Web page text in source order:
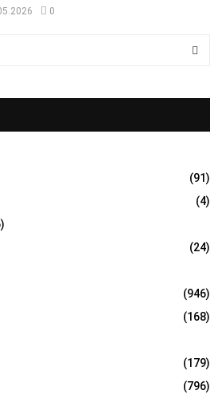
0
R
C
H
(91)
(4)
(24)
(946)
(168)
(179)
(796)